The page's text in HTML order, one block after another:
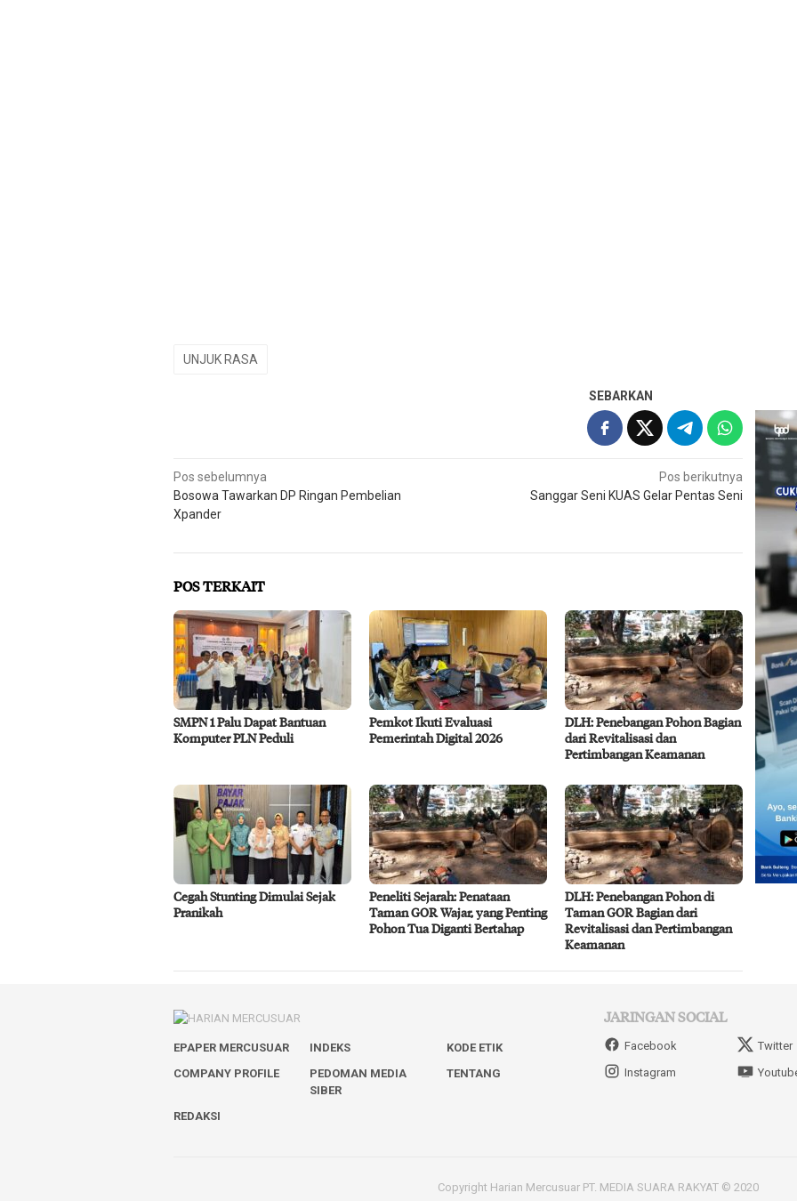
UNJUK RASA
SEBARKAN
Navigasi
pos
Pos sebelumnya
Bosowa Tawarkan DP Ringan Pembelian
Xpander
Pos berikutnya
Sanggar Seni KUAS Gelar Pentas Seni
POS TERKAIT
SMPN 1 Palu Dapat Bantuan
Komputer PLN Peduli
Pemkot Ikuti Evaluasi
Pemerintah Digital 2026
DLH: Penebangan Pohon Bagian
dari Revitalisasi dan
Pertimbangan Keamanan
Cegah Stunting Dimulai Sejak
Pranikah
Peneliti Sejarah: Penataan
Taman GOR Wajar, yang Penting
Pohon Tua Diganti Bertahap
DLH: Penebangan Pohon di
Taman GOR Bagian dari
Revitalisasi dan Pertimbangan
Keamanan
EPAPER MERCUSUAR INDEKS
KODE ETIK
COMPANY PROFILE
PEDOMAN MEDIA
SIBER
TENTANG
REDAKSI
JARINGAN SOCIAL
Facebook
Twitter
Instagram
Copyright Harian Mercusuar PT. MEDIA SUARA RAKYAT © 2020